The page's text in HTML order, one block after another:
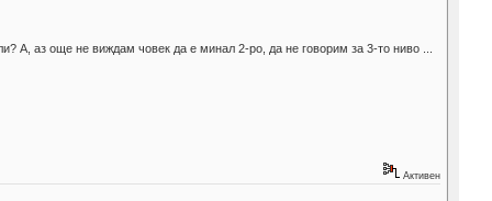
А, аз още не виждам човек да е минал 2-ро, да не говорим за 3-то ниво ...
Активен